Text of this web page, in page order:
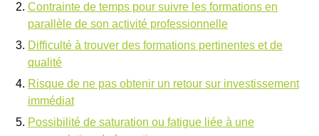
Contrainte de temps pour suivre les formations en
parallèle de son activité professionnelle
Difficulté à trouver des formations pertinentes et de
qualité
Risque de ne pas obtenir un retour sur investissement
immédiat
Possibilité de saturation ou fatigue liée à une